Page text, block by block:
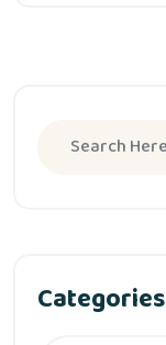
Categories